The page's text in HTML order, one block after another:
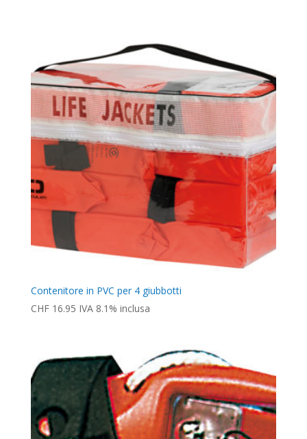
Contenitore in PVC per 4 giubbotti
CHF16.95 IVA 8.1% inclusa